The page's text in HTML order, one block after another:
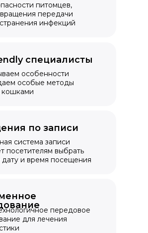
питомцев,
передачи
инфекций
особенности
особые методы
кошками
специалисты
система записи
посетителям выбрать
и время посещения
по записи
передовое
для лечения